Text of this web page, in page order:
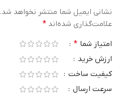
نشانی ایمیل شما منتشر نخواهد شد.
علامت‌گذاری شده‌اند *
امتیاز شما *
ارزش خرید
کیفیت ساخت
سرعت ارسال